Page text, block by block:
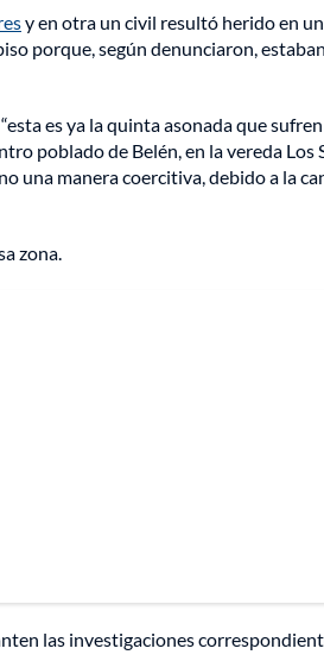
y en otra un civil resultó herido en
porque, según denunciaron, estaban
es ya la quinta asonada que sufren
poblado de Belén, en la vereda Los
una manera coercitiva, debido a la
zona.
las investigaciones